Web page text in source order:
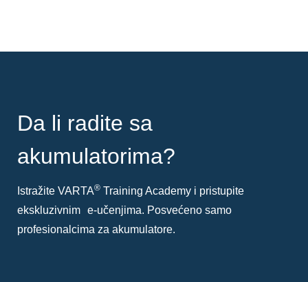
Da li radite sa
akumulatorima?
Istražite VARTA® Training Academy i pristupite
ekskluzivnim e-učenjima. Posvećeno samo
profesionalcima za akumulatore.